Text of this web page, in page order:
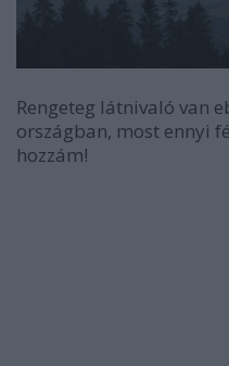
Rengeteg látnivaló van
országban, most ennyi
hozzám!